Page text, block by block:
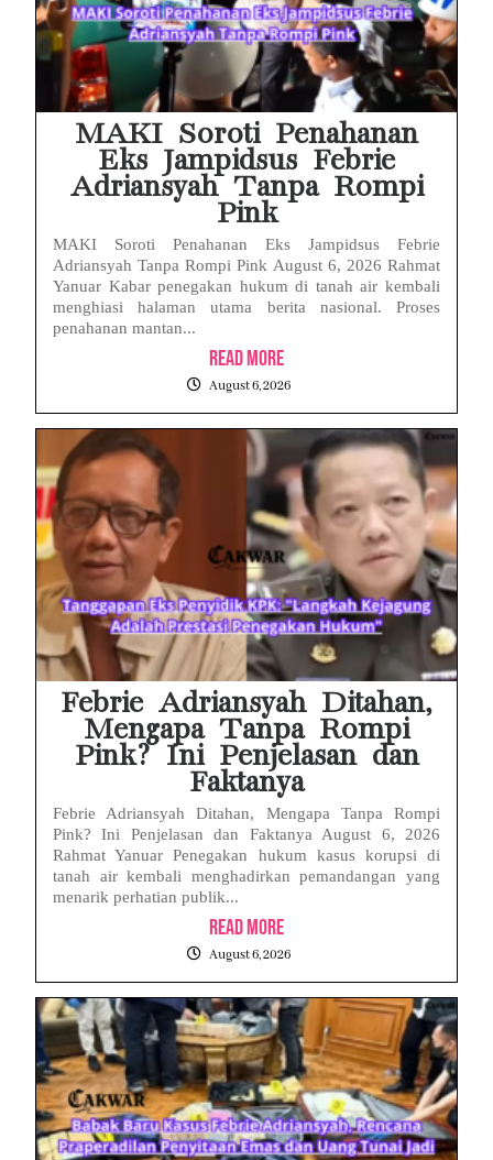
MAKI Soroti Penahanan
Eks Jampidsus Febrie
Adriansyah Tanpa Rompi
Pink
MAKI Soroti Penahanan Eks Jampidsus Febrie
Adriansyah Tanpa Rompi Pink August 6, 2026 Rahmat
Yanuar Kabar penegakan hukum di tanah air kembali
menghiasi halaman utama berita nasional. Proses
penahanan mantan...
Read More
August 6, 2026
Febrie Adriansyah Ditahan,
Mengapa Tanpa Rompi
Pink? Ini Penjelasan dan
Faktanya
Febrie Adriansyah Ditahan, Mengapa Tanpa Rompi
Pink? Ini Penjelasan dan Faktanya August 6, 2026
Rahmat Yanuar Penegakan hukum kasus korupsi di
tanah air kembali menghadirkan pemandangan yang
menarik perhatian publik...
Read More
August 6, 2026